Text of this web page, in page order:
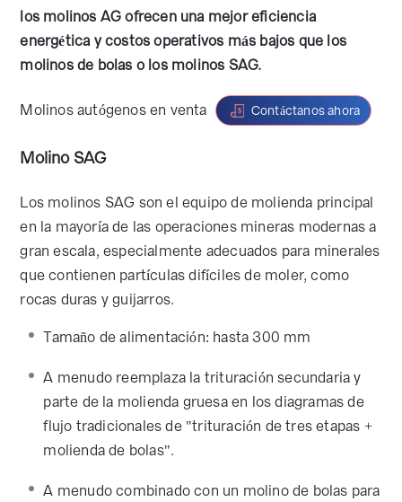
los molinos AG ofrecen una mejor eficiencia
energética y costos operativos más bajos que los
molinos de bolas o los molinos SAG.
Molinos autógenos en venta Contáctanos ahora
Molino SAG
Los molinos SAG son el equipo de molienda principal
en la mayoría de las operaciones mineras modernas a
gran escala, especialmente adecuados para minerales
que contienen partículas difíciles de moler, como
rocas duras y guijarros.
Tamaño de alimentación: hasta 300 mm
A menudo reemplaza la trituración secundaria y
parte de la molienda gruesa en los diagramas de
flujo tradicionales de "trituración de tres etapas +
molienda de bolas".
A menudo combinado con un molino de bolas para